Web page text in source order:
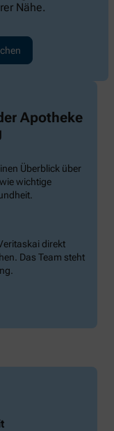
Nähe.
Apotheke
Überblick über
wichtige
direkt
Das Team steht